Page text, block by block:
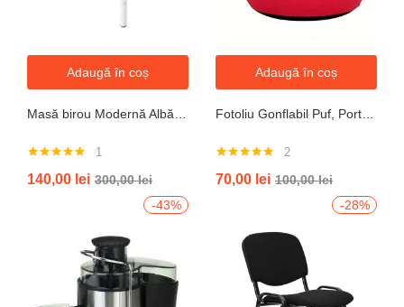
Adaugă în coș
5.00din 5
1
140,00 lei 300,00lei
Adaugă în coș
5.00din 5
2
70,00 lei 100,00lei
-43%
-28%